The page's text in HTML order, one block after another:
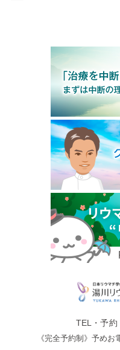
TEL・予約
《完全予約制》予めお